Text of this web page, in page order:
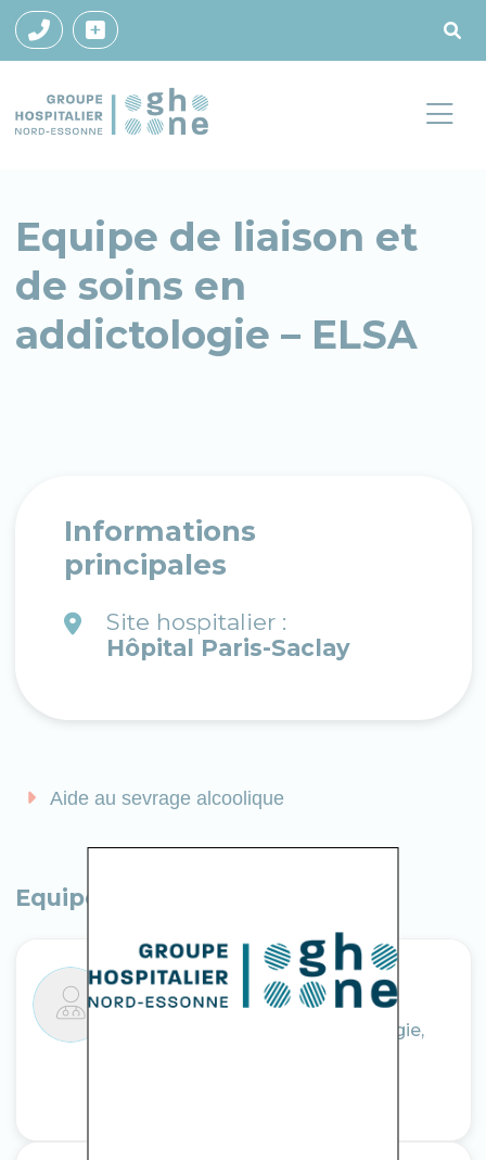
Equipe de liaison et
de soins en
addictologie – ELSA
Informations
principales
Site hospitalier :
Hôpital Paris-Saclay
Aide au sevrage alcoolique
Equipe médicale
Dr Oméga RAFIRINGA
Praticien Hospitalier, addictologie,